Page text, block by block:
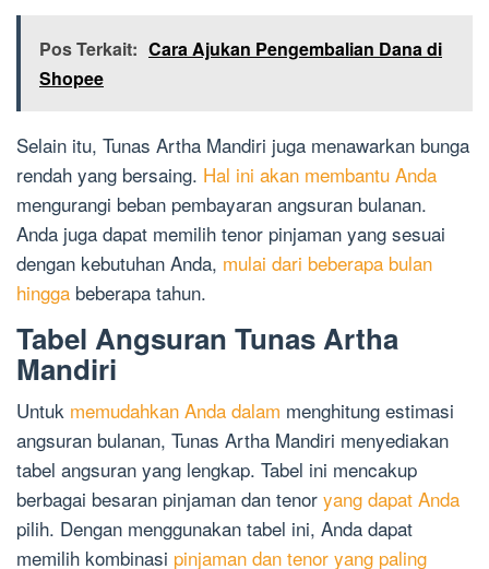
Pos Terkait: Cara Ajukan Pengembalian Dana di
Shopee
Selain itu, Tunas Artha Mandiri juga menawarkan bunga
rendah yang bersaing. Hal ini akan membantu Anda
mengurangi beban pembayaran angsuran bulanan.
Anda juga dapat memilih tenor pinjaman yang sesuai
dengan kebutuhan Anda, mulai dari beberapa bulan
hingga beberapa tahun.
Tabel Angsuran Tunas Artha
Mandiri
Untuk memudahkan Anda dalam menghitung estimasi
angsuran bulanan, Tunas Artha Mandiri menyediakan
tabel angsuran yang lengkap. Tabel ini mencakup
berbagai besaran pinjaman dan tenor yang dapat Anda
pilih. Dengan menggunakan tabel ini, Anda dapat
memilih kombinasi pinjaman dan tenor yang paling